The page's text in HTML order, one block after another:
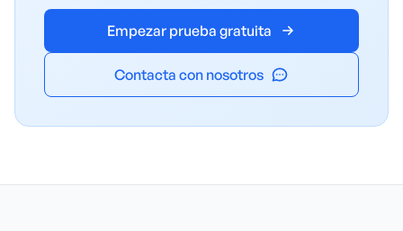
Empezar prueba gratuita
Contacta con nosotros